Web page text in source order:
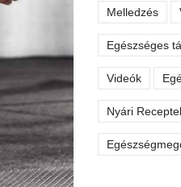
Melledzés
Egészséges
Videók
Nyári